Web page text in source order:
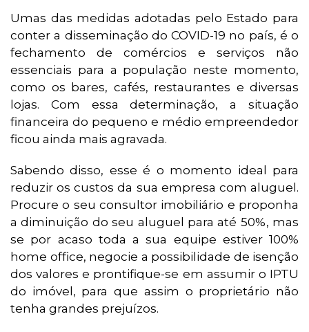
Umas das medidas adotadas pelo Estado para
conter a disseminação do COVID-19 no país, é o
fechamento de comércios e serviços não
essenciais para a população neste momento,
como os bares, cafés, restaurantes e diversas
lojas. Com essa determinação, a situação
financeira do pequeno e médio empreendedor
ficou ainda mais agravada.
Sabendo disso, esse é o momento ideal para
reduzir os custos da sua empresa com aluguel.
Procure o seu consultor imobiliário e proponha
a diminuição do seu aluguel para até 50%, mas
se por acaso toda a sua equipe estiver 100%
home office, negocie a possibilidade de isenção
dos valores e prontifique-se em assumir o IPTU
do imóvel, para que assim o proprietário não
tenha grandes prejuízos.